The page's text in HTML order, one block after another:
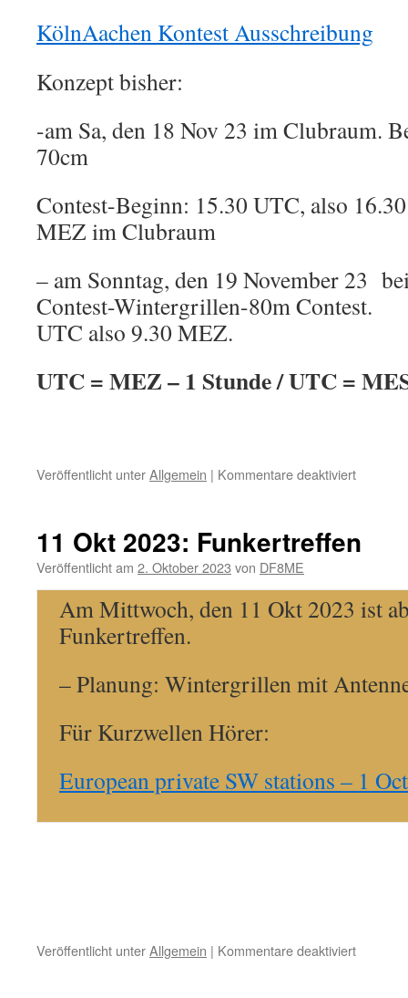
KölnAachen Kontest Ausschreibung
Konzept bisher:
-am Sa, den 18 Nov 23 im Clubraum.
70cm
Contest-Beginn: 15.30 UTC, also
MEZ im Clubraum
– am Sonntag, den 19 November 23
Contest-Wintergrillen-80m Contest.
UTC also 9.30 MEZ.
UTC = MEZ – 1 Stunde / UTC =
Veröffentlicht unterAllgemein | Kommentare deaktiviertfür
11 Okt 2023: Funkertreffen
Veröffentlicht am 2. Oktober 2023 von DF8ME
Am Mittwoch, den 11 Okt 2023 ist
Funkertreffen.
– Planung: Wintergrillen mit
Für Kurzwellen Hörer:
European private SW stations – 1
Veröffentlicht unterAllgemein | Kommentare deaktiviertfür